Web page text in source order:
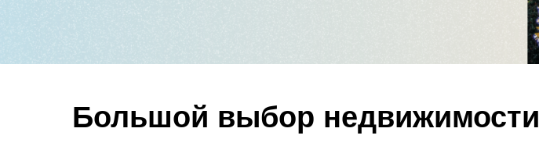
Большой выбор недвижимости